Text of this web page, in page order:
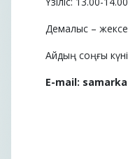
Демалыс –
Айдың соңғы күні
E-mail: